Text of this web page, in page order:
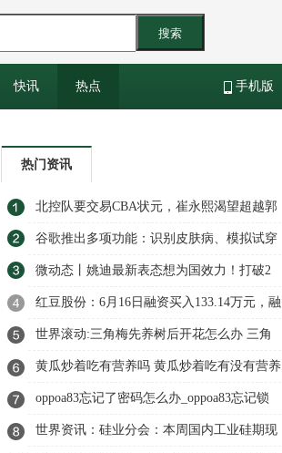
搜索
快讯 热点 手机版
热门资讯
北控队要交易CBA状元，崔永熙渴望超越郭
艾伦，中国女篮召回李梦 环球观速讯
谷歌推出多项功能：识别皮肤病、模拟试穿
衣服
微动态丨姚迪最新表态想为国效力！打破2
个传言，新赛季确定留在天津女排
红豆股份：6月16日融资买入133.14万元，融
资融券余额3.27亿元_世界播报
世界滚动:三角梅先养树后开花怎么办 三角
梅先养树后开花如何解决
黄瓜炒着吃有营养吗 黄瓜炒着吃有没有营养
信息
oppoa83忘记了密码怎么办_oppoa83忘记锁
屏密码
世界资讯：硅业分会：本周国内工业硅期现